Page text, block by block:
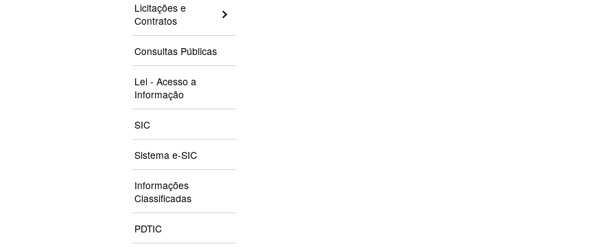
Licitações e
Contratos
Consultas Públicas
Lei - Acesso a
Informação
SIC
Sistema e-SIC
Informações
Classificadas
PDTIC